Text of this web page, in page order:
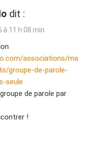
dit :
à 11 h 08 min
associations/ma
groupe-de-parole-
seule
groupe de parole par
!